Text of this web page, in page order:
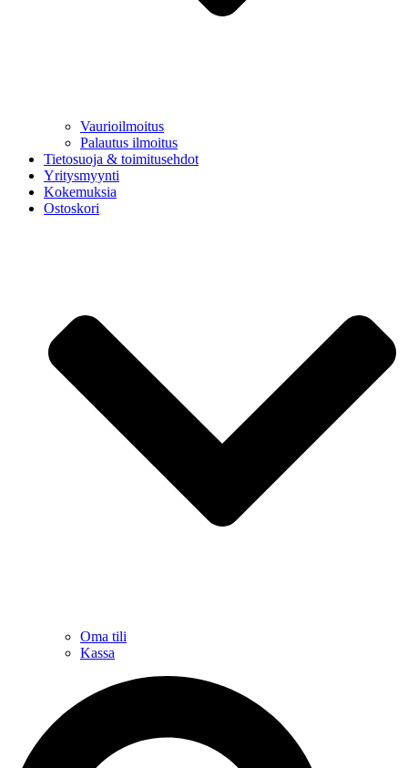
Vaurioilmoitus
Palautus ilmoitus
Tietosuoja & toimitusehdot
Yritysmyynti
Kokemuksia
Ostoskori
Oma tili
Kassa